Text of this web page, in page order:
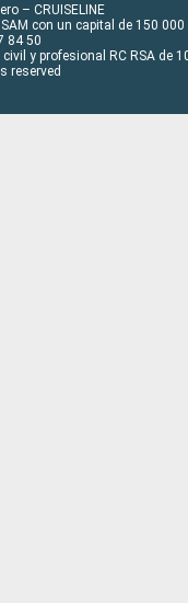
– CRUISELINE
con un capital de 150 000
84 50
y profesional RC RSA de
reserved